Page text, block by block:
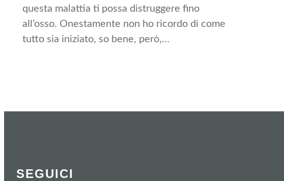
questa malattia ti possa distruggere fino
all’osso. Onestamente non ho ricordo di come
tutto sia iniziato, so bene, però,…
SEGUICI